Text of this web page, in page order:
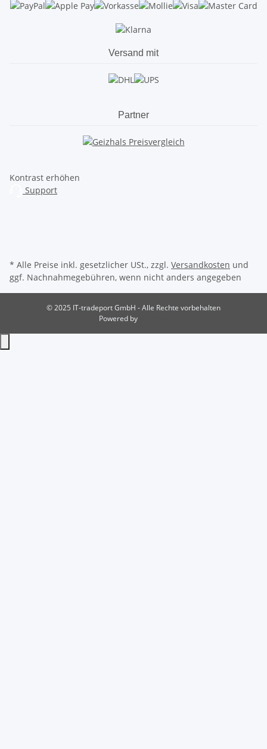
Versand mit
Partner
Kontrast erhöhen
Support
* Alle Preise inkl. gesetzlicher USt., zzgl. Versandkosten und
ggf. Nachnahmegebühren, wenn nicht anders angegeben
© 2025 IT-tradeport GmbH - Alle Rechte vorbehalten
Powered by